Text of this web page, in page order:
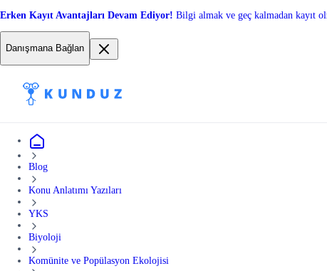
Erken Kayıt Avantajları Devam Ediyor! Bilgi almak ve geç kalmadan kayıt
Danışmana Bağlan
Blog
Konu Anlatımı Yazıları
YKS
Biyoloji
Komünite ve Popülasyon Ekolojisi